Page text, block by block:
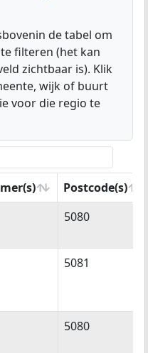
de tabel om
filteren (het kan
zichtbaar is). Klik
wijk of buurt
voor die regio te
Postcode(s)
Postcode(s)
5080
5081
5080